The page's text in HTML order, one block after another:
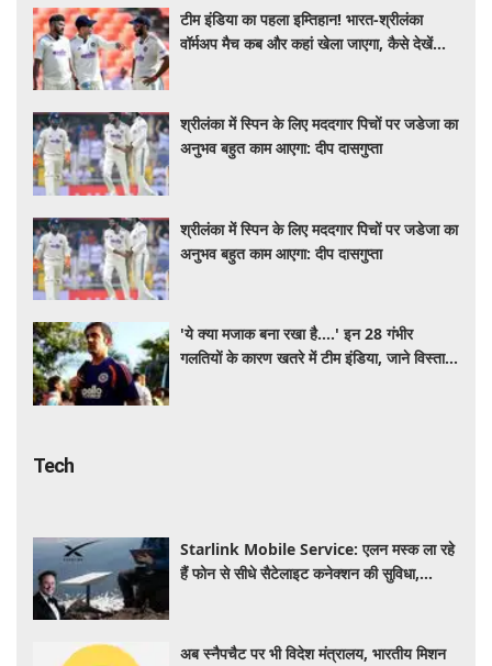
टीम इंडिया का पहला इम्तिहान! भारत-श्रीलंका
वॉर्मअप मैच कब और कहां खेला जाएगा, कैसे देखें
श्रीलंका में स्पिन के लिए मददगार पिचों पर जडेजा का
अनुभव बहुत काम आएगा: दीप दासगुप्ता
श्रीलंका में स्पिन के लिए मददगार पिचों पर जडेजा का
अनुभव बहुत काम आएगा: दीप दासगुप्ता
'ये क्या मजाक बना रखा है....' इन 28 गंभीर
गलतियों के कारण खतरे में टीम इंडिया, जाने विस्तार
Tech
Starlink Mobile Service: एलन मस्क ला रहे
हैं फोन से सीधे सैटेलाइट कनेक्शन की सुविधा,
अब स्नैपचैट पर भी विदेश मंत्रालय, भारतीय मिशन